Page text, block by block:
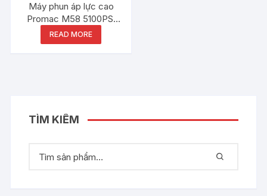
Máy phun áp lực cao
Promac M58 5100PSI
350bar 15kW
READ MORE
TÌM KIẾM